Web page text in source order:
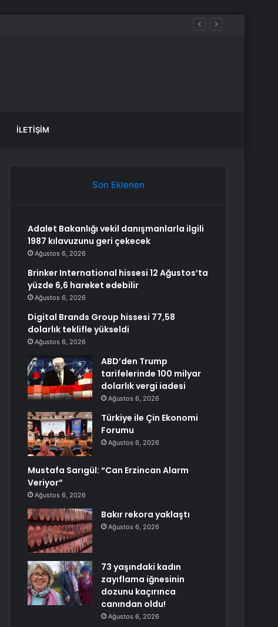
İLETIŞIM
Son Eklenen
Adalet Bakanlığı vekil danışmanlarla ilgili
1987 kılavuzunu geri çekecek
Ağustos 6, 2026
Brinker International hissesi 12 Ağustos’ta
yüzde 6,6 hareket edebilir
Ağustos 6, 2026
Digital Brands Group hissesi 77,58
dolarlık teklifle yükseldi
Ağustos 6, 2026
ABD’den Trump
tarifelerinde 100 milyar
dolarlık vergi iadesi
Ağustos 6, 2026
Türkiye ile Çin Ekonomi
Forumu
Ağustos 6, 2026
Mustafa Sarıgül: “Can Erzincan Alarm
Veriyor”
Ağustos 6, 2026
Bakır rekora yaklaştı
Ağustos 6, 2026
73 yaşındaki kadın
zayıflama iğnesinin
dozunu kaçırınca
canından oldu!
Ağustos 6, 2026